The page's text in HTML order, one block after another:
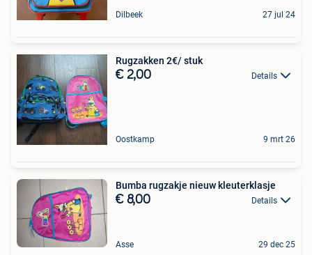
Dilbeek 27 jul 24
Rugzakken 2€/ stuk
€ 2,00 Details
Oostkamp 9 mrt 26
Bumba rugzakje nieuw kleuterklasje
€ 8,00 Details
Asse 29 dec 25